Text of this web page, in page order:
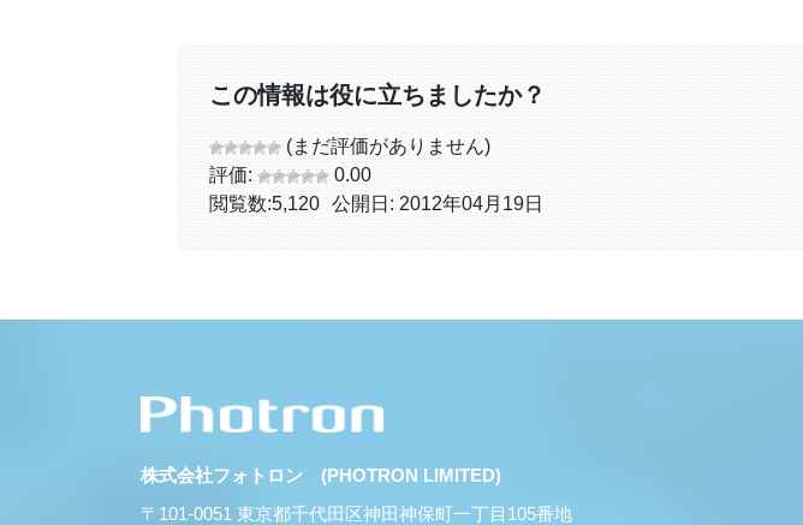
この情報は役に立ちましたか？
(まだ評価がありません)
評価:
0.00
閲覧数:5,120 公開日: 2012年04月19日
株式会社フォトロン (PHOTRON LIMITED)
〒101-0051 東京都千代田区神田神保町一丁目105番地